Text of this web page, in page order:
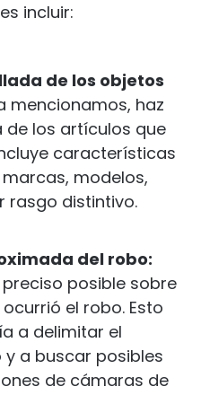
incluir:
de los objetos
mencionamos, haz
los artículos que
características
modelos,
rasgo distintivo.
del robo:
posible sobre
el robo. Esto
a delimitar el
a buscar posibles
de cámaras de